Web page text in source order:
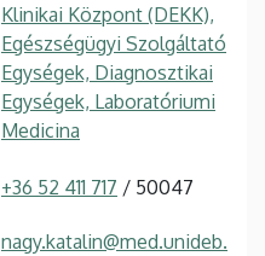
Klinikai Központ (DEKK),
Egészségügyi Szolgáltató
Egységek, Diagnosztikai
Egységek, Laboratóriumi
Medicina
+36 52 411 717 / 50047
nagy.katalin@med.unideb.